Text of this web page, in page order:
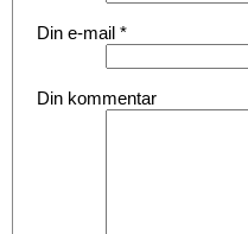
Din e-mail *
Din kommentar